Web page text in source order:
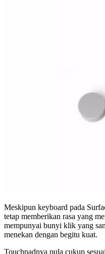
Meskipun keyboard pada
tetap memberikan rasa yang
mempunyai bunyi klik yang
menekan dengan begitu kuat.
Touchpadnya pula cukup